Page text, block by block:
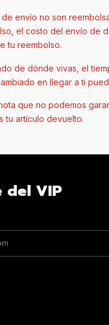
envío no son
el costo del envío de
tu reembolso.
de dónde vivas, el
en llegar a ti
que no podemos
tu artículo devuelto.
del VIP